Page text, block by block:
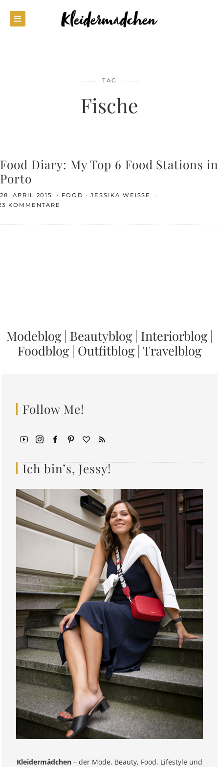
TAG
Fische
Food Diary: My Top 6 Food Stations in
Porto
28. APRIL 2015 FOOD
JESSIKA WEISSE
KOMMENTARE
Modeblog| Beautyblog| Interiorblog|
Foodblog| Outfitblog| Travelblog
Follow Me!
Ich bin’s, Jessy!
Kleidermädchen – der Mode, Beauty, Food, Lifestyle und